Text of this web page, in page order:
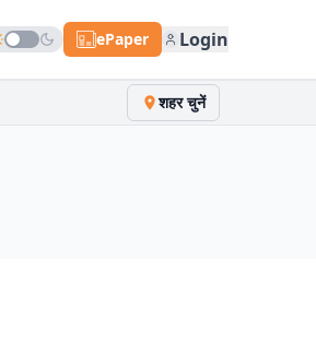
ePaper Login
शहर चुनें